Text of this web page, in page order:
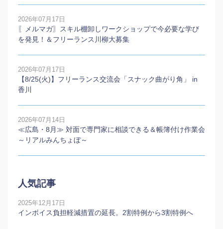
2026年07月17日
〖メルマガ〗スキル棚卸しワークショップで今必要な学び
を発見！＆フリーランス川柳大募集
2026年07月17日
【8/25(火)】フリーランス交流会「スナック曲がり角」 in
香川
2026年07月14日
≪広島・8月≫ 対面で専門家に相談できる＆帳簿付け作業会
～リアルみんちょぼ～
人気記事
2025年12月17日
インボイス負担軽減措置の延長。2割特例から3割特例へ